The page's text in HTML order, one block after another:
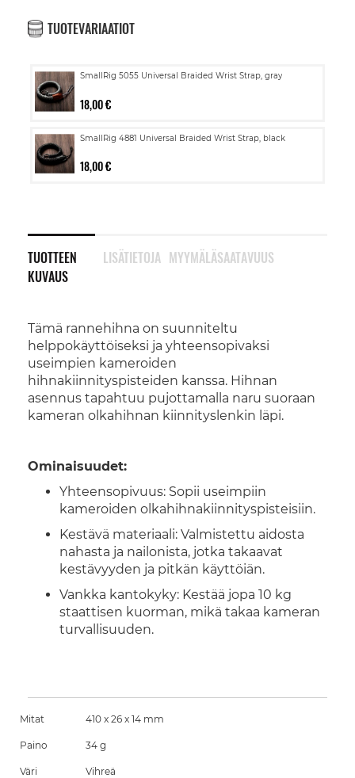
TUOTEVARIAATIOT
SmallRig 5055 Universal Braided Wrist Strap, gray
18,00 €
SmallRig 4881 Universal Braided Wrist Strap, black
18,00 €
TUOTTEEN
KUVAUS
Tämä rannehihna on suunniteltu
helppokäyttöiseksi ja yhteensopivaksi
useimpien kameroiden
hihnakiinnityspisteiden kanssa. Hihnan
asennus tapahtuu pujottamalla naru suoraan
kameran olkahihnan kiinnityslenkin läpi.
Ominaisuudet:
Yhteensopivuus: Sopii useimpiin
kameroiden olkahihnakiinnityspisteisiin.
Kestävä materiaali: Valmistettu aidosta
nahasta ja nailonista, jotka takaavat
kestävyyden ja pitkän käyttöiän.
Vankka kantokyky: Kestää jopa 10 kg
staattisen kuorman, mikä takaa kameran
turvallisuuden.
LISÄTIETOJA MYYMÄLÄSAATAVUUS
Mitat 410 x 26 x 14 mm
Paino 34 g
Väri Vihreä